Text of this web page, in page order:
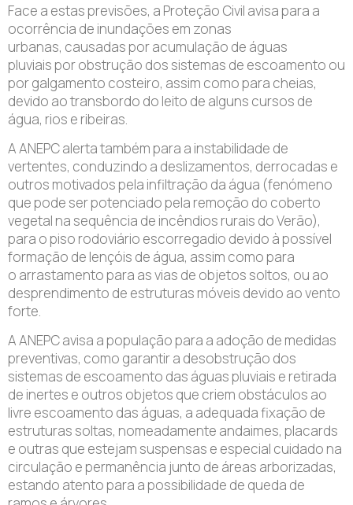
Face a estas previsões, a Proteção Civil avisa para a
ocorrência de inundações em zonas
urbanas, causadas por acumulação de águas
pluviais por obstrução dos sistemas de escoamento ou
por galgamento costeiro, assim como para cheias,
devido ao transbordo do leito de alguns cursos de
água, rios e ribeiras.
A ANEPC alerta também para a instabilidade de
vertentes, conduzindo a deslizamentos, derrocadas e
outros motivados pela infiltração da água (fenómeno
que pode ser potenciado pela remoção do coberto
vegetal na sequência de incêndios rurais do Verão),
para o piso rodoviário escorregadio devido à possível
formação de lençóis de água, assim como para
o arrastamento para as vias de objetos soltos, ou ao
desprendimento de estruturas móveis devido ao vento
forte.
A ANEPC avisa a população para a adoção de medidas
preventivas, como garantir a desobstrução dos
sistemas de escoamento das águas pluviais e retirada
de inertes e outros objetos que criem obstáculos ao
livre escoamento das águas, a adequada fixação de
estruturas soltas, nomeadamente andaimes, placards
e outras que estejam suspensas e especial cuidado na
circulação e permanência junto de áreas arborizadas,
estando atento para a possibilidade de queda de